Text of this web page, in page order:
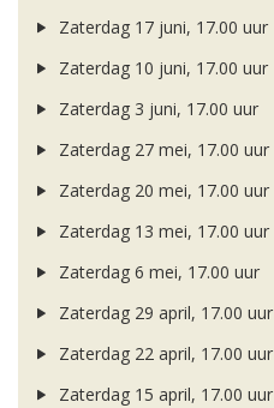
Zaterdag 17 juni, 17.00 uur
Zaterdag 10 juni, 17.00 uur
Zaterdag 3 juni, 17.00 uur
Zaterdag 27 mei, 17.00 uur
Zaterdag 20 mei, 17.00 uur
Zaterdag 13 mei, 17.00 uur
Zaterdag 6 mei, 17.00 uur
Zaterdag 29 april, 17.00 uur
Zaterdag 22 april, 17.00 uur
Zaterdag 15 april, 17.00 uur